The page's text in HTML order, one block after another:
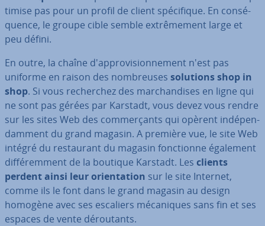
ti­mise pas pour un profil de client spé­ci­fique. En con­sé­
quence, le groupe cible semble ex­trê­me­ment large et
peu défini.
En outre, la chaîne d'ap­pro­vi­sion­ne­ment n'est pas
uniforme en raison des nom­breuses solutions shop in
shop. Si vous re­cher­chez des mar­chan­dises en ligne qui
ne sont pas gérées par Karstadt, vous devez vous rendre
sur les sites Web des com­mer­çants qui opèrent in­dé­pen­
dam­ment du grand magasin. A première vue, le site Web
intégré du res­tau­rant du magasin fonc­tionne également
dif­fé­rem­ment de la boutique Karstadt. Les clients
perdent ainsi leur orien­ta­tion sur le site Internet,
comme ils le font dans le grand magasin au design
homogène avec ses escaliers mé­ca­niques sans fin et ses
espaces de vente dé­rou­tants.